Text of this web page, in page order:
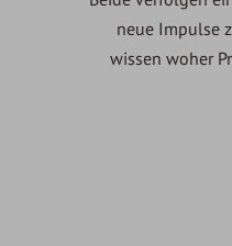
neue Impulse
wissen woher